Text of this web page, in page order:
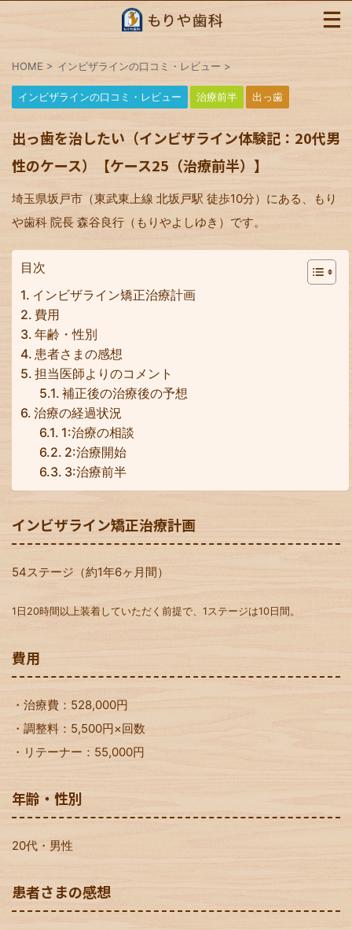
HOME > インビザラインの口コミ・レビュー >
インビザラインの口コミ・レビュー 治療前半 出っ歯
出っ歯を治したい（インビザライン体験記：20代男
性のケース）【ケース25（治療前半）】
埼玉県坂戸市（東武東上線 北坂戸駅 徒歩10分）にある、もり
や歯科 院長 森谷良行（もりやよしゆき）です。
目次
インビザライン矯正治療計画
費用
年齢・性別
患者さまの感想
担当医師よりのコメント
補正後の治療後の予想
治療の経過状況
1:治療の相談
2:治療開始
3:治療前半
インビザライン矯正治療計画
54ステージ（約1年6ヶ月間）
1日20時間以上装着していただく前提で、1ステージは10日間。
費用
・治療費：528,000円
・調整料：5,500円×回数
・リテーナー：55,000円
年齢・性別
20代・男性
患者さまの感想